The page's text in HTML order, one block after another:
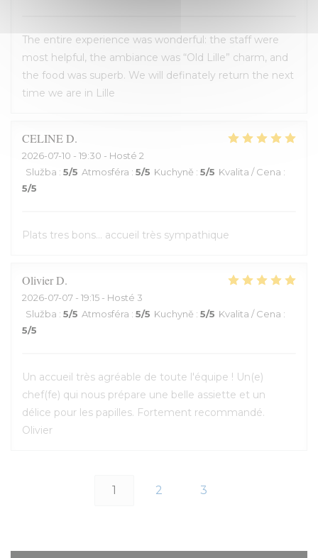
The entire experience was wonderful: the staff were
most helpful, the ambiance was “Old Lille” charm, and
the food was superb. We will definately return the next
time we are in Lille
CELINED
2026-07-10 - 19:30 - Hosté 2
Služba : 5/5 Atmosféra : 5/5 Kuchyně : 5/5 Kvalita / Cena :
5/5
Plats tres bons... accueil très sympathique
OlivierD
2026-07-07 - 19:15 - Hosté 3
Služba : 5/5 Atmosféra : 5/5 Kuchyně : 5/5 Kvalita / Cena :
5/5
Un accueil très agréable de toute l'équipe ! Un(e)
chef(fe) qui nous prépare une belle assiette et un
délice pour les papilles. Fortement recommandé.
Olivier
1 2 3